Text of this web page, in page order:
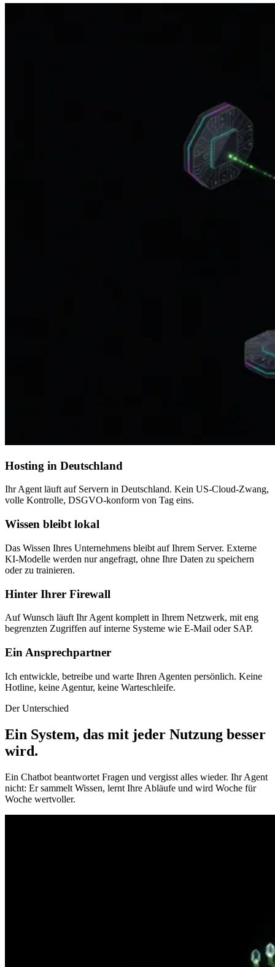
Hosting in Deutschland
Ihr Agent läuft auf Servern in Deutschland. Kein US-Cloud-Zwang,
volle Kontrolle, DSGVO-konform von Tag eins.
Wissen bleibt lokal
Das Wissen Ihres Unternehmens bleibt auf Ihrem Server. Externe
KI-Modelle werden nur angefragt, ohne Ihre Daten zu speichern
oder zu trainieren.
Hinter Ihrer Firewall
Auf Wunsch läuft Ihr Agent komplett in Ihrem Netzwerk, mit eng
begrenzten Zugriffen auf interne Systeme wie E-Mail oder SAP.
Ein Ansprechpartner
Ich entwickle, betreibe und warte Ihren Agenten persönlich. Keine
Hotline, keine Agentur, keine Warteschleife.
Der Unterschied
Ein System, das mit jeder Nutzung besser
wird.
Ein Chatbot beantwortet Fragen und vergisst alles wieder. Ihr Agent
nicht: Er sammelt Wissen, lernt Ihre Abläufe und wird Woche für
Woche wertvoller.